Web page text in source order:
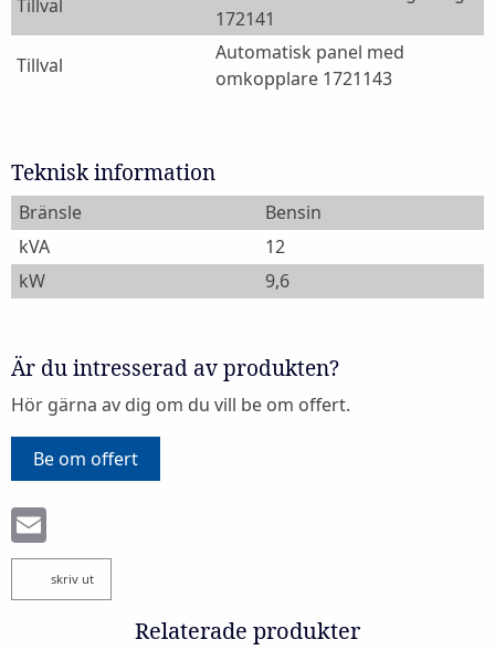
Tillval
172141
Tillval
Automatisk panel med
omkopplare 1721143
Teknisk information
Bränsle
Bensin
kVA
12
kW
9,6
Är du intresserad av produkten?
Hör gärna av dig om du vill be om offert.
Be om offert
skriv ut
Relaterade produkter